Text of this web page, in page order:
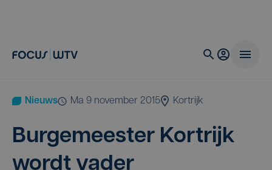
Nieuws ma 9 november 2015 Kortrijk
Bur­ge­mees­ter Kort­rijk
wordt vader